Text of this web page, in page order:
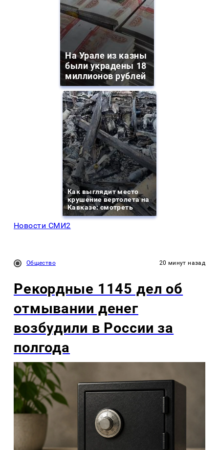
На Урале из казны
были украдены 18
миллионов рублей
Как выглядит место
крушение вертолета на
Кавказе: смотреть
Новости СМИ2
Общество 20 минут назад
Рекордные 1145 дел об
отмывании денег
возбудили в России за
полгода